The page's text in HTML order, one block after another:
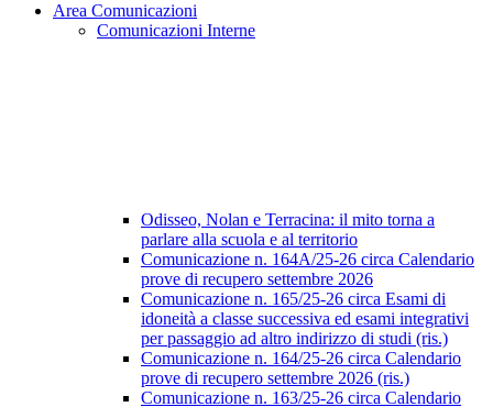
Area Comunicazioni
Comunicazioni Interne
Odisseo, Nolan e Terracina: il mito torna a
parlare alla scuola e al territorio
Comunicazione n. 164A/25-26 circa Calendario
prove di recupero settembre 2026
Comunicazione n. 165/25-26 circa Esami di
idoneità a classe successiva ed esami integrativi
per passaggio ad altro indirizzo di studi (ris.)
Comunicazione n. 164/25-26 circa Calendario
prove di recupero settembre 2026 (ris.)
Comunicazione n. 163/25-26 circa Calendario